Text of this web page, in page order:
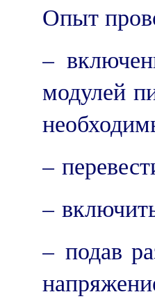
Опыт
–
модулей
–
–
– подав